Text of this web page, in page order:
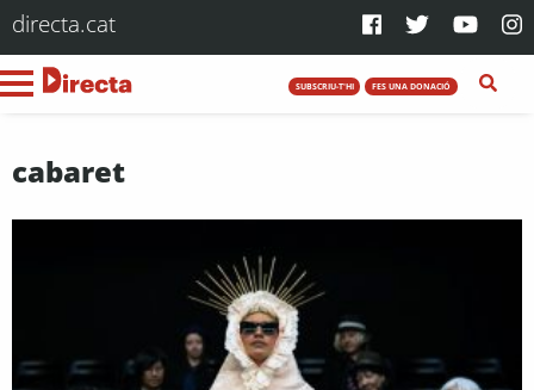
directa.cat
SUBSCRIU-T'HI FES UNA DONACIÓ
cabaret